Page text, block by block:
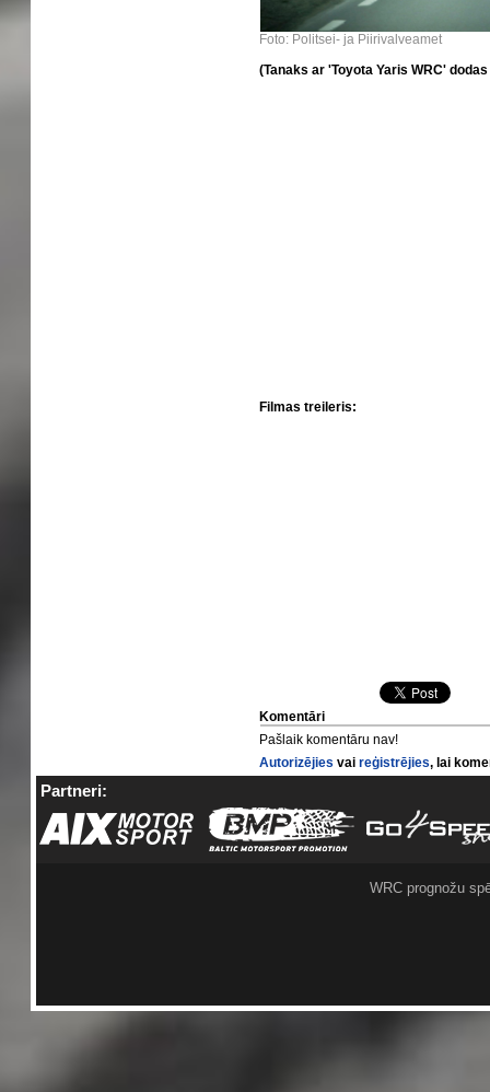
Foto: Politsei- ja Piirivalveamet
(Tanaks ar 'Toyota Yaris WRC'
Filmas treileris:
Komentāri
Pašlaik komentāru nav!
Autorizējies vaireģistrējies, lai
Partneri:
WRC prognožu